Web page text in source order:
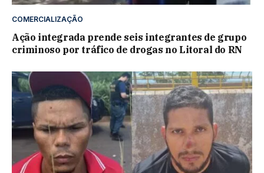
COMERCIALIZAÇÃO
Ação integrada prende seis integrantes de grupo
criminoso por tráfico de drogas no Litoral do RN